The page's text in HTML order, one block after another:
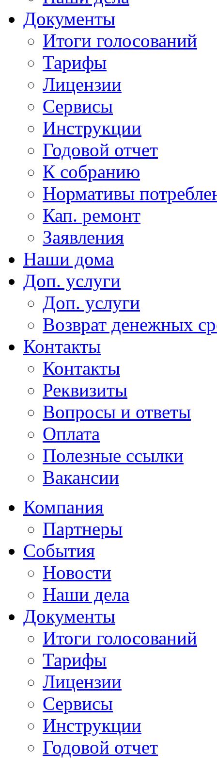
Документы
Итоги голосований
Тарифы
Лицензии
Сервисы
Инструкции
Годовой отчет
К собранию
Нормативы
Кап. ремонт
Заявления
Наши дома
Доп. услуги
Доп. услуги
Возврат денежных
Контакты
Контакты
Реквизиты
Вопросы и ответы
Оплата
Полезные ссылки
Вакансии
Компания
Партнеры
События
Новости
Наши дела
Документы
Итоги голосований
Тарифы
Лицензии
Сервисы
Инструкции
Годовой отчет